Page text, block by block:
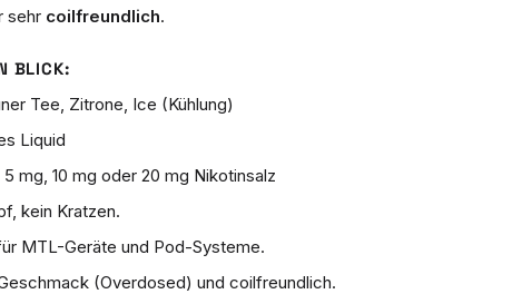
sehr coilfreundlich.
BLICK:
Tee, Zitrone, Ice (Kühlung)
Liquid
mg, 10 mg oder 20 mg Nikotinsalz
kein Kratzen.
MTL-Geräte und Pod-Systeme.
(Overdosed) und coilfreundlich.